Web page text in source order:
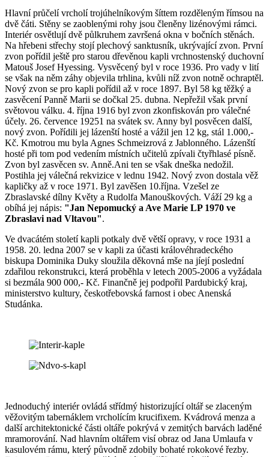
Hlavní průčelí vrcholí trojúhelníkovým šíttem rozděleným římsou na
dvě čáti. Stěny se zaoblenými rohy jsou členěny lizénovými rámci.
Interiér osvětlují dvě půlkruhem završená okna v bočních stěnách.
Na hřebeni střechy stojí plechový sanktusník, ukrývající zvon. První
zvon pořídil ještě pro starou dřevěnou kapli vrchnostenský duchovní
Matouš Josef Hyessing. Vysvěcený byl v roce 1936. Pro vady v lití
se však na něm záhy objevila trhlina, kvůli níž zvon notně ochraptěl.
Nový zvon se pro kapli pořídil až v roce 1897. Byl 58 kg těžký a
zasvěcení Panně Marii se dočkal 25. dubna. Nepřežil však první
světovou válku. 4. října 1916 byl zvon zkonfiskován pro válečné
účely. 26. července 19251 na svátek sv. Anny byl posvěcen další,
nový zvon. Pořídili jej lázenští hosté a vážil jen 12 kg, stál 1.000,-
Kč. Kmotrou mu byla Agnes Schmeizrová z Jablonného. Lázenští
hosté při tom pod vedením místních učitelů zpívali čtyřhlasé písně.
Zvon byl zasvěcen sv. Anně.Ani ten se však dneška nedožil.
Postihla jej válečná rekvizice v lednu 1942. Nový zvon dostala věž
kapličky až v roce 1971. Byl zavěšen 10.října. Vzešel ze
Zbraslavské dílny Květy a Rudolfa Manouškových. Váží 29 kg a
obíhá jej nápis: "Jan Nepomucký a Ave Marie LP 1970 ve
Zbraslavi nad Vltavou".
Ve dvacátém století kapli potkaly dvě větší opravy, v roce 1931 a
1958. 20. ledna 2007 se v kapli za účasti královéhradeckého
biskupa Dominika Duky sloužila děkovná mše na jíejí poslední
zdařilou rekonstrukci, která proběhla v letech 2005-2006 a vyžádala
si bezmála 900 000,- Kč. Finančně jej podpořil Pardubický kraj,
ministerstvo kultury, českotřebovská farnost i obec Anenská
Studánka.
Jednoduchý interiér ovládá střídmý historizující oltář se zlaceným
věžovitým tabernáklem vrcholícím krucifixem. Kvádrová menza a
další architektonické části oltáře pokrývá v zemitých barvách laděné
mramorování. Nad hlavním oltářem visí obraz od Jana Umlaufa v
kasulovém rámu, který původně zdobily bohaté rokokové řezby.